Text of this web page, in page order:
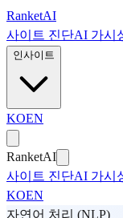
본문으로 건너뛰기
RanketAI
사이트 진단AI 가시
인사이트
KOEN
RanketAI
사이트 진단AI 가시
KOEN
자연어 처리 (NLP)